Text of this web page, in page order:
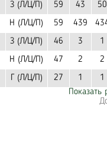
З (Л/Ц/П) 59 43 50
Н (Л/Ц/П) 59 439
З (Л/Ц/П) 46 3 1
Н (Л/Ц/П) 47 2 2
Г (Л/Ц/П) 27 1
1
Показать